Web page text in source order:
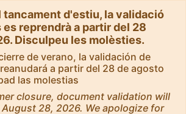
tancament d'estiu, la validació
reprendrà a partir del 28
Disculpeu les molèsties.
de verano, la validación de
a partir del 28 de agosto
las molestias
closure, document validation will
28, 2026. We apologize for